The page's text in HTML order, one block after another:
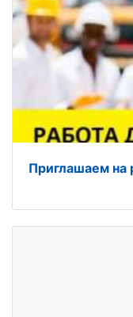
Приглашаем на